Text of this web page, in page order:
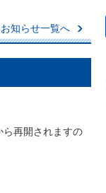
お知らせ一覧へ
再開されますの